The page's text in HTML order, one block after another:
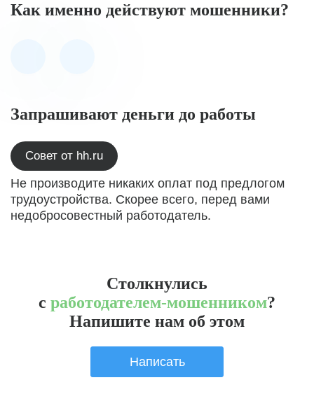
Как именно действуют мошенники?
Запрашивают деньги до работы
Совет от hh.ru
Не производите никаких оплат под предлогом
трудоустройства. Скорее всего, перед вами
недобросовестный работодатель.
Столкнулись
с работодателем-мошенником?
Напишите нам об этом
Написать